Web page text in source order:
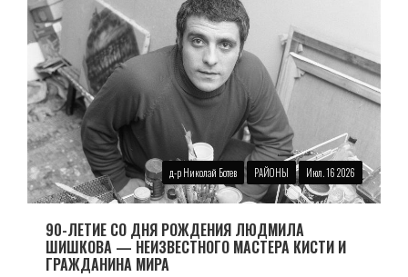
д-р Николай Ботев РАЙОНЫ Июл. 16 2026
90-ЛЕТИЕ СО ДНЯ РОЖДЕНИЯ ЛЮДМИЛА
ШИШКОВА — НЕИЗВЕСТНОГО МАСТЕРА КИСТИ И
ГРАЖДАНИНА МИРА